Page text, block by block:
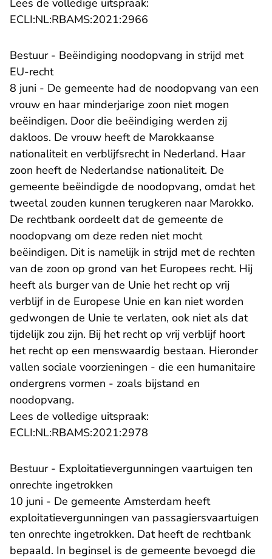
Lees de volledige uitspraak:
ECLI:NL:RBAMS:2021:2966
Bestuur - Beëindiging noodopvang in strijd met
EU-recht
8 juni - De gemeente had de noodopvang van een
vrouw en haar minderjarige zoon niet mogen
beëindigen. Door die beëindiging werden zij
dakloos. De vrouw heeft de Marokkaanse
nationaliteit en verblijfsrecht in Nederland. Haar
zoon heeft de Nederlandse nationaliteit. De
gemeente beëindigde de noodopvang, omdat het
tweetal zouden kunnen terugkeren naar Marokko.
De rechtbank oordeelt dat de gemeente de
noodopvang om deze reden niet mocht
beëindigen. Dit is namelijk in strijd met de rechten
van de zoon op grond van het Europees recht. Hij
heeft als burger van de Unie het recht op vrij
verblijf in de Europese Unie en kan niet worden
gedwongen de Unie te verlaten, ook niet als dat
tijdelijk zou zijn. Bij het recht op vrij verblijf hoort
het recht op een menswaardig bestaan. Hieronder
vallen sociale voorzieningen - die een humanitaire
ondergrens vormen - zoals bijstand en
noodopvang.
Lees de volledige uitspraak:
ECLI:NL:RBAMS:2021:2978
Bestuur - Exploitatievergunningen vaartuigen ten
onrechte ingetrokken
10 juni - De gemeente Amsterdam heeft
exploitatievergunningen van passagiersvaartuigen
ten onrechte ingetrokken. Dat heeft de rechtbank
bepaald. In beginsel is de gemeente bevoegd die